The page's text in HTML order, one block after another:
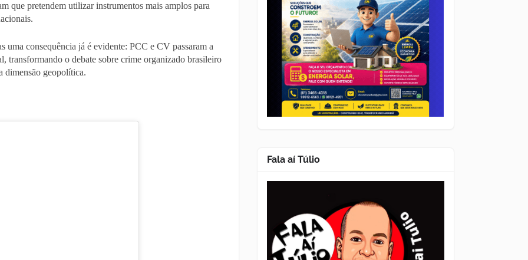
que pretendem utilizar instrumentos mais amplos para
uma consequência já é evidente: PCC e CV passaram a
transformando o debate sobre crime organizado brasileiro
dimensão geopolítica.
Fala aí Túlio